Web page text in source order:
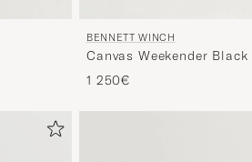
BENNETT WINCH
Canvas Weekender Black
1 250€